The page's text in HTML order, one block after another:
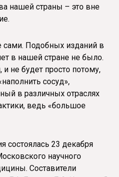
нашей страны – это вне
сами. Подобных изданий в
в нашей стране не было.
не будет просто потому,
сосуд»,
в различных отраслях
ведь «большое
состоялась 23 декабря
научного
Составители